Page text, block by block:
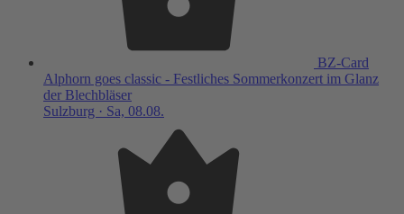
BZ-Card
Alphorn goes classic - Festliches Sommerkonzert im Glanz
der Blechbläser
Sulzburg · Sa, 08.08.